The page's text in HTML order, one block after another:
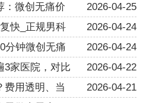
：微创无痛价
2026-04-25
快_正规男科
2026-04-24
分钟微创无痛
2026-04-24
3家医院，对比
2026-04-22
费用透明、当
2026-04-21